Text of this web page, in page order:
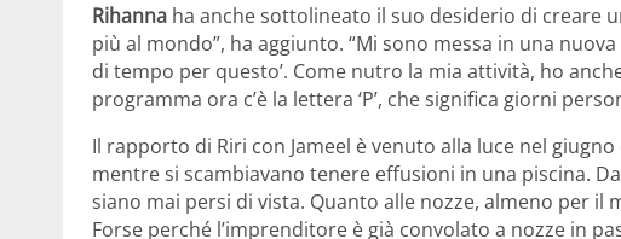
Rihanna ha anche sottolineato il suo desiderio di creare
più al mondo”, ha aggiunto. “Mi sono messa in una
di tempo per questo’. Come nutro la mia attività, ho
programma ora c’è la lettera ‘P’, che significa giorni
Il rapporto di Riri con Jameel è venuto alla luce nel
mentre si scambiavano tenere effusioni in una piscina.
siano mai persi di vista. Quanto alle nozze, almeno per
Forse perché l’imprenditore è già convolato a nozze in